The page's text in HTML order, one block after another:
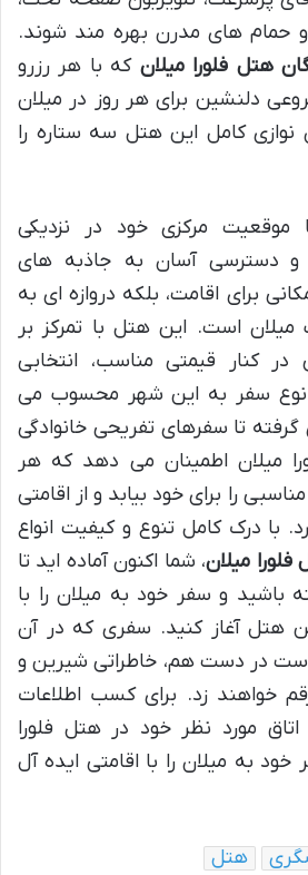
حمام های مدرن بهره مند شوند.
هتل فلورا میلان که با هر رزرو
دلنشین برای هر روز در میلان
کامل این هتل سه ستاره را
موقعیت مرکزی خود در نزدیکی
و دسترسی آسان به جاذبه های
برای اقامت، بلکه دروازه ای به
است. این هتل با تمرکز بر
در کنار قیمتی مناسب، انتخابی
نوع سفر به این شهر محسوب می
تا سفرهای تفریحی خانوادگی
میلان اطمینان می دهد که هر
را برای خود بیابد و از اقامتی
با درک کامل تنوع و کیفیت انواع
میلان، شما اکنون آماده اید تا
باشید و سفر خود به میلان را با
هتل آغاز کنید. سفری که در آن
در دست هم، خاطراتی شیرین و
رقم خواهند زد. برای کسب اطلاعات
اتاق مورد نظر خود در هتل فلورا
خود به میلان را با اقامتی ایده آل
هتل